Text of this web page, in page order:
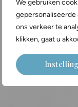
We gebruiken
ons verkeer te
klikken, gaat u